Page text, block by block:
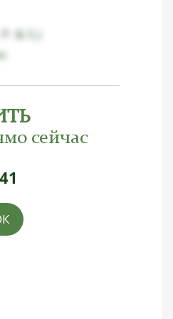
& S.)
сейчас